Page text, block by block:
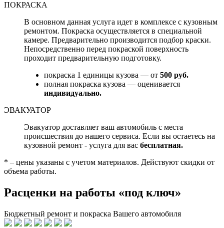
ПОКРАСКА
В основном данная услуга идет в комплексе с кузовным
ремонтом. Покраска осуществляется в специальной
камере. Предварительно производится подбор краски.
Непосредственно перед покраской поверхность
проходит предварительную подготовку.
покраска 1 единицы кузова — от 500 руб.
полная покраска кузова — оценивается
индивидуально.
ЭВАКУАТОР
Эвакуатор доставляет ваш автомобиль с места
происшествия до нашего сервиса. Если вы остаетесь на
кузовной ремонт - услуга для вас бесплатная.
* – цены указаны с учетом материалов. Действуют скидки от
объема работы.
Расценки на работы «под ключ»
Бюджетный ремонт и покраска Вашего автомобиля